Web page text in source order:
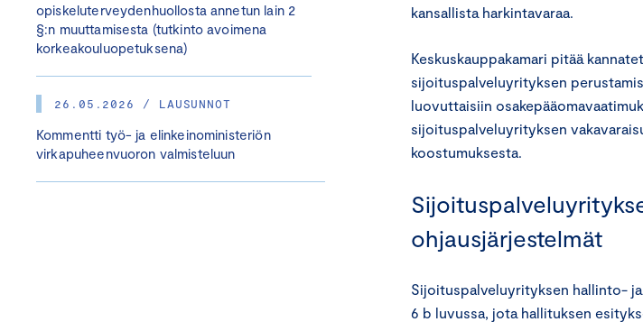
opiskeluterveydenhuollosta annetun lain 2
§:n muuttamisesta (tutkinto avoimena
korkeakouluopetuksena)
26.05.2026 / LAUSUNNOT
Kommentti työ- ja elinkeinoministeriön
virkapuheenvuoron valmisteluun
kansallista harkintavaraa.
Keskuskauppakamari pitää
sijoituspalveluyrityksen
luovuttaisiin
sijoituspalveluyrityksen
koostumuksesta.
ohjausjärjestelmät
Sijoituspalveluyrityksen hallinto-
6 b luvussa, jota hallituksen